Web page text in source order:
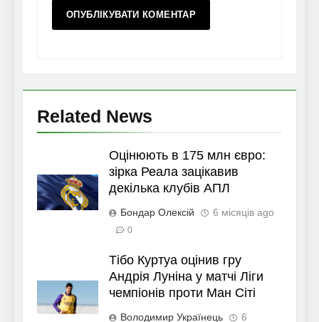
Related News
Оцінюють в 175 млн євро:
зірка Реала зацікавив
декілька клубів АПЛ
Бондар Олексій 6 місяців ago
0
Тібо Куртуа оцінив гру
Андрія Луніна у матчі Ліги
чемпіонів проти Ман Сіті
Володимир Українець
6